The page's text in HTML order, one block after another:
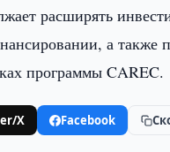
расширять
а
программы CAREC.
X Facebook